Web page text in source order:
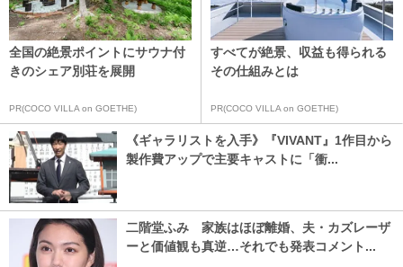
全国の絶景ポイントにサウナ付
きのシェア別荘を展開
PR(COCO VILLA on GOETHE)
すべてが絶景、収益も得られる
その仕組みとは
PR(COCO VILLA on GOETHE)
《ギャラリストを入手》『VIVANT』1作目から
製作費アップで主要キャストに「衝...
二階堂ふみ 家族はほぼ離婚、夫・カズレーザ
ーと価値観も真逆…それでも発表コメント...